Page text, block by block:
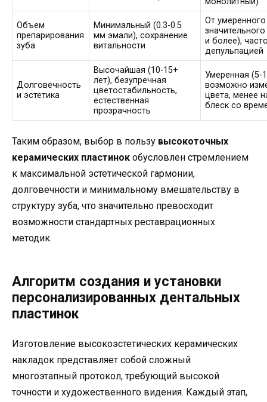
Объем
препарирования
зуба
Минимальный (0.3-0.5
мм эмали), сохранение
витальности
От
и более),
депульпацией
Долговечность
и эстетика
Высочайшая (10-15+
лет), безупречная
цветостабильность,
естественная
прозрачность
Умеренная (5-
возможно
цвета, менее
блеск со
Таким образом, выбор в пользу высокоточных
керамических пластинок обусловлен стремлением
к максимальной эстетической гармонии,
долговечности и минимальному вмешательству в
структуру зуба, что значительно превосходит
возможности стандартных реставрационных
методик.
Алгоритм создания и установки
персонализированных дентальных
пластинок
Изготовление высокоэстетических керамических
накладок представляет собой сложный
многоэтапный протокол, требующий высокой
точности и художественного видения. Каждый этап,